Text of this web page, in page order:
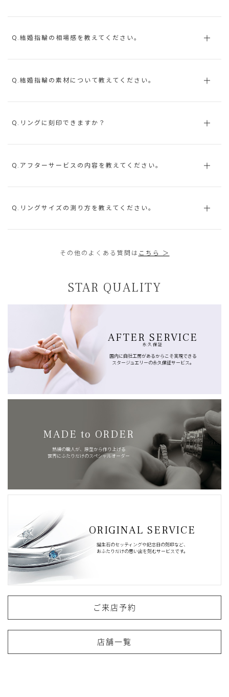
Q.結婚指輪の相場感を教えてください。
Q.結婚指輪の素材について教えてください。
Q.リングに刻印できますか？
Q.アフターサービスの内容を教えてください。
Q.リングサイズの測り方を教えてください。
その他のよくある質問は こちら ＞
STAR QUALITY
AFTER SERVICE
永久保証
国内に自社工房があるからこそ実現できる
スタージュエリーの永久保証サービス。
MADE to ORDER
熟練の職人が、原型から作り上げる
世界にふたりだけのスペシャルオーダー
ORIGINAL SERVICE
誕生石のセッティングや記念日の刻印など、
おふたりだけの思い出を刻むサービスです。
ご来店予約
店舗一覧